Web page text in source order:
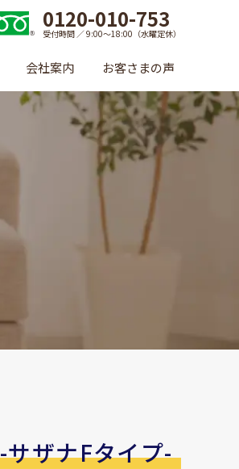
0120-010-753
受付時間 ／ 9:00〜18:00（水曜定休）
会社案内 お客さまの声
ザナFタイプ-